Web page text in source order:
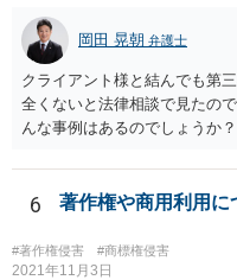
岡田 晃朝 弁護士
クライアント様と結んでも第
全くないと法律相談で見たの
んな事例はあるのでしょうか
6 著作権や商用利用に
#著作権侵害 #商標権侵害
2021年11月3日